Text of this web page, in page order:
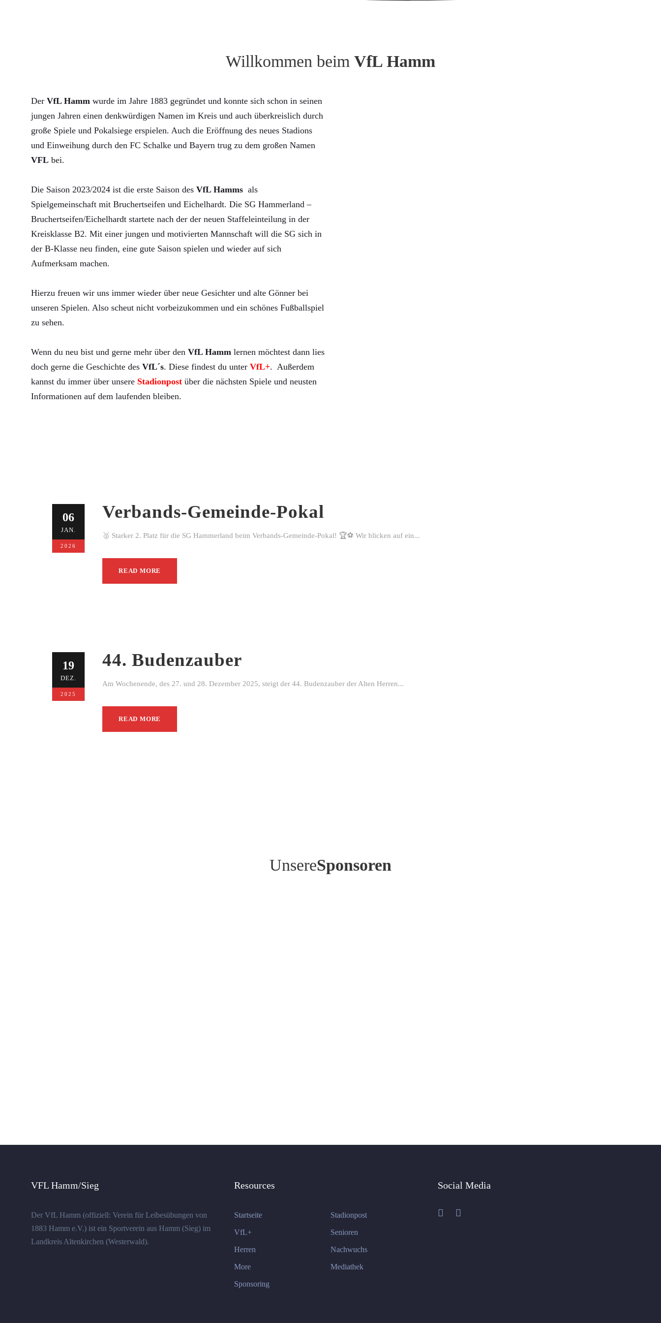
Willkommen beim VfL Hamm
Der VfL Hamm wurde im Jahre 1883 gegründet und konnte sich schon in seinen
jungen Jahren einen denkwürdigen Namen im Kreis und auch überkreislich durch
große Spiele und Pokalsiege erspielen. Auch die Eröffnung des neues Stadions
und Einweihung durch den FC Schalke und Bayern trug zu dem großen Namen
VFL bei.
Die Saison 2023/2024 ist die erste Saison des VfL Hamms als
Spielgemeinschaft mit Bruchertseifen und Eichelhardt. Die SG Hammerland –
Bruchertseifen/Eichelhardt startete nach der der neuen Staffeleinteilung in der
Kreisklasse B2. Mit einer jungen und motivierten Mannschaft will die SG sich in
der B-Klasse neu finden, eine gute Saison spielen und wieder auf sich
Aufmerksam machen.
Hierzu freuen wir uns immer wieder über neue Gesichter und alte Gönner bei
unseren Spielen. Also scheut nicht vorbeizukommen und ein schönes Fußballspiel
zu sehen.
Wenn du neu bist und gerne mehr über den VfL Hamm lernen möchtest dann lies
doch gerne die Geschichte des VfL´s. Diese findest du unter VfL+. Außerdem
kannst du immer über unsere Stadionpost über die nächsten Spiele und neusten
Informationen auf dem laufenden bleiben.
06
JAN.
2026
Verbands-Gemeinde-Pokal
🥈 Starker 2. Platz für die SG Hammerland beim Verbands-Gemeinde-Pokal! 🏆⚽ Wir blicken auf ein...
READ MORE
19
DEZ.
2025
44. Budenzauber
Am Wochenende, des 27. und 28. Dezember 2025, steigt der 44. Budenzauber der Alten Herren...
READ MORE
UnsereSponsoren
VFL Hamm/Sieg
Der VfL Hamm (offiziell: Verein für Leibesübungen von
1883 Hamm e.V.) ist ein Sportverein aus Hamm (Sieg) im
Landkreis Altenkirchen (Westerwald).
Resources
Startseite Stadionpost
VfL+ Senioren
Herren Nachwuchs
More Mediathek
Sponsoring
Social Media